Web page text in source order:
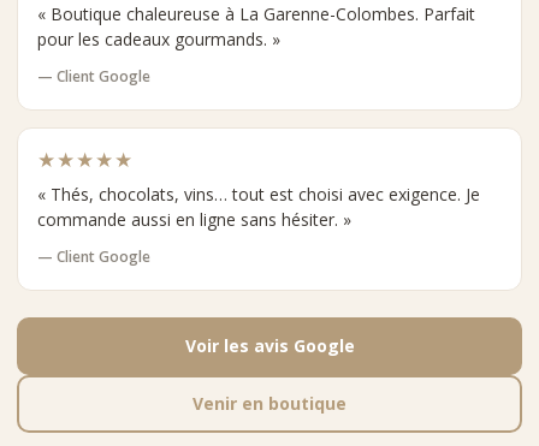
« Boutique chaleureuse à La Garenne-Colombes. Parfait
pour les cadeaux gourmands. »
— Client Google
★★★★★
« Thés, chocolats, vins… tout est choisi avec exigence. Je
commande aussi en ligne sans hésiter. »
— Client Google
Voir les avis Google
Venir en boutique